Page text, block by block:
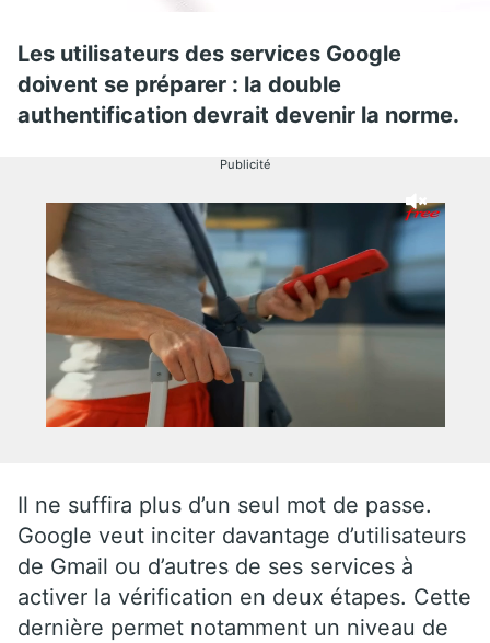
Les utilisateurs des services Google
doivent se préparer : la double
authentification devrait devenir la norme.
Publicité
Il ne suffira plus d’un seul mot de passe.
Google veut inciter davantage d’utilisateurs
de Gmail ou d’autres de ses services à
activer la vérification en deux étapes. Cette
dernière permet notamment un niveau de